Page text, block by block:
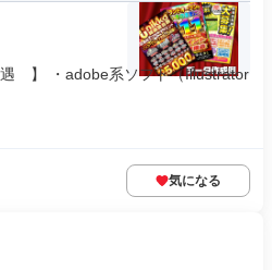
】 ・adobe系ソフト（Illustrator
気になる